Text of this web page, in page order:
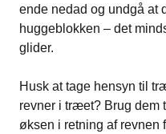
ende nedad og undgå at
huggeblokken – det
glider.
Husk at tage hensyn til
revner i træet? Brug dem
øksen i retning af